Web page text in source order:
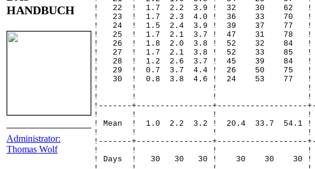
HANDBUCH
Administrator:
Thomas Wolf
! 22 ! 1.7 2.2 3.9 ! 32 30 62 !
! 23 ! 1.7 2.3 4.0 ! 36 33 70 !
! 24 ! 1.5 2.4 3.9 ! 39 37 77 !
! 25 ! 1.7 2.1 3.7 ! 47 31 78 !
! 26 ! 1.8 2.0 3.8 ! 52 32 84 !
! 27 ! 1.7 2.1 3.8 ! 52 33 85 !
! 28 ! 1.2 2.6 3.7 ! 45 39 84 !
! 29 ! 0.7 3.7 4.4 ! 26 50 75 !
! 30 ! 0.8 3.8 4.6 ! 24 53 77 !
! ! !
! ! !
!-------+----------------+-------------------
! ! !
! Mean ! 1.0 2.2 3.2 ! 20.4 33.7 54.1
! ! !
!-------+----------------+-------------------
! ! !
! Days ! 30 30 30 ! 30